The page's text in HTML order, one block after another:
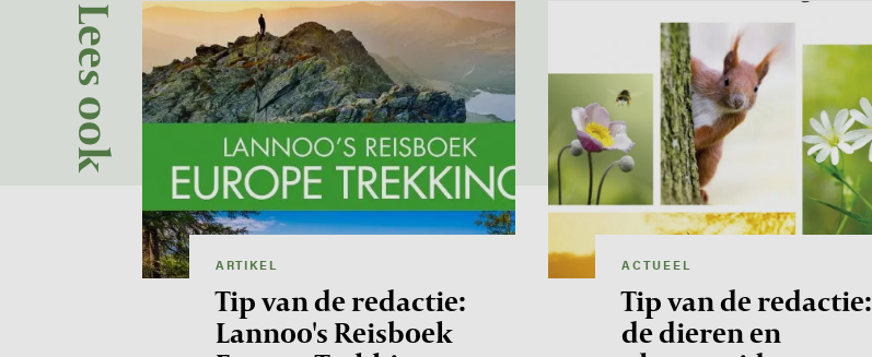
Lees ook Image
ARTIKEL
Tip van de redactie:
Lannoo's Reisboek
ACTUEEL
Tip van de redactie:
de dieren en